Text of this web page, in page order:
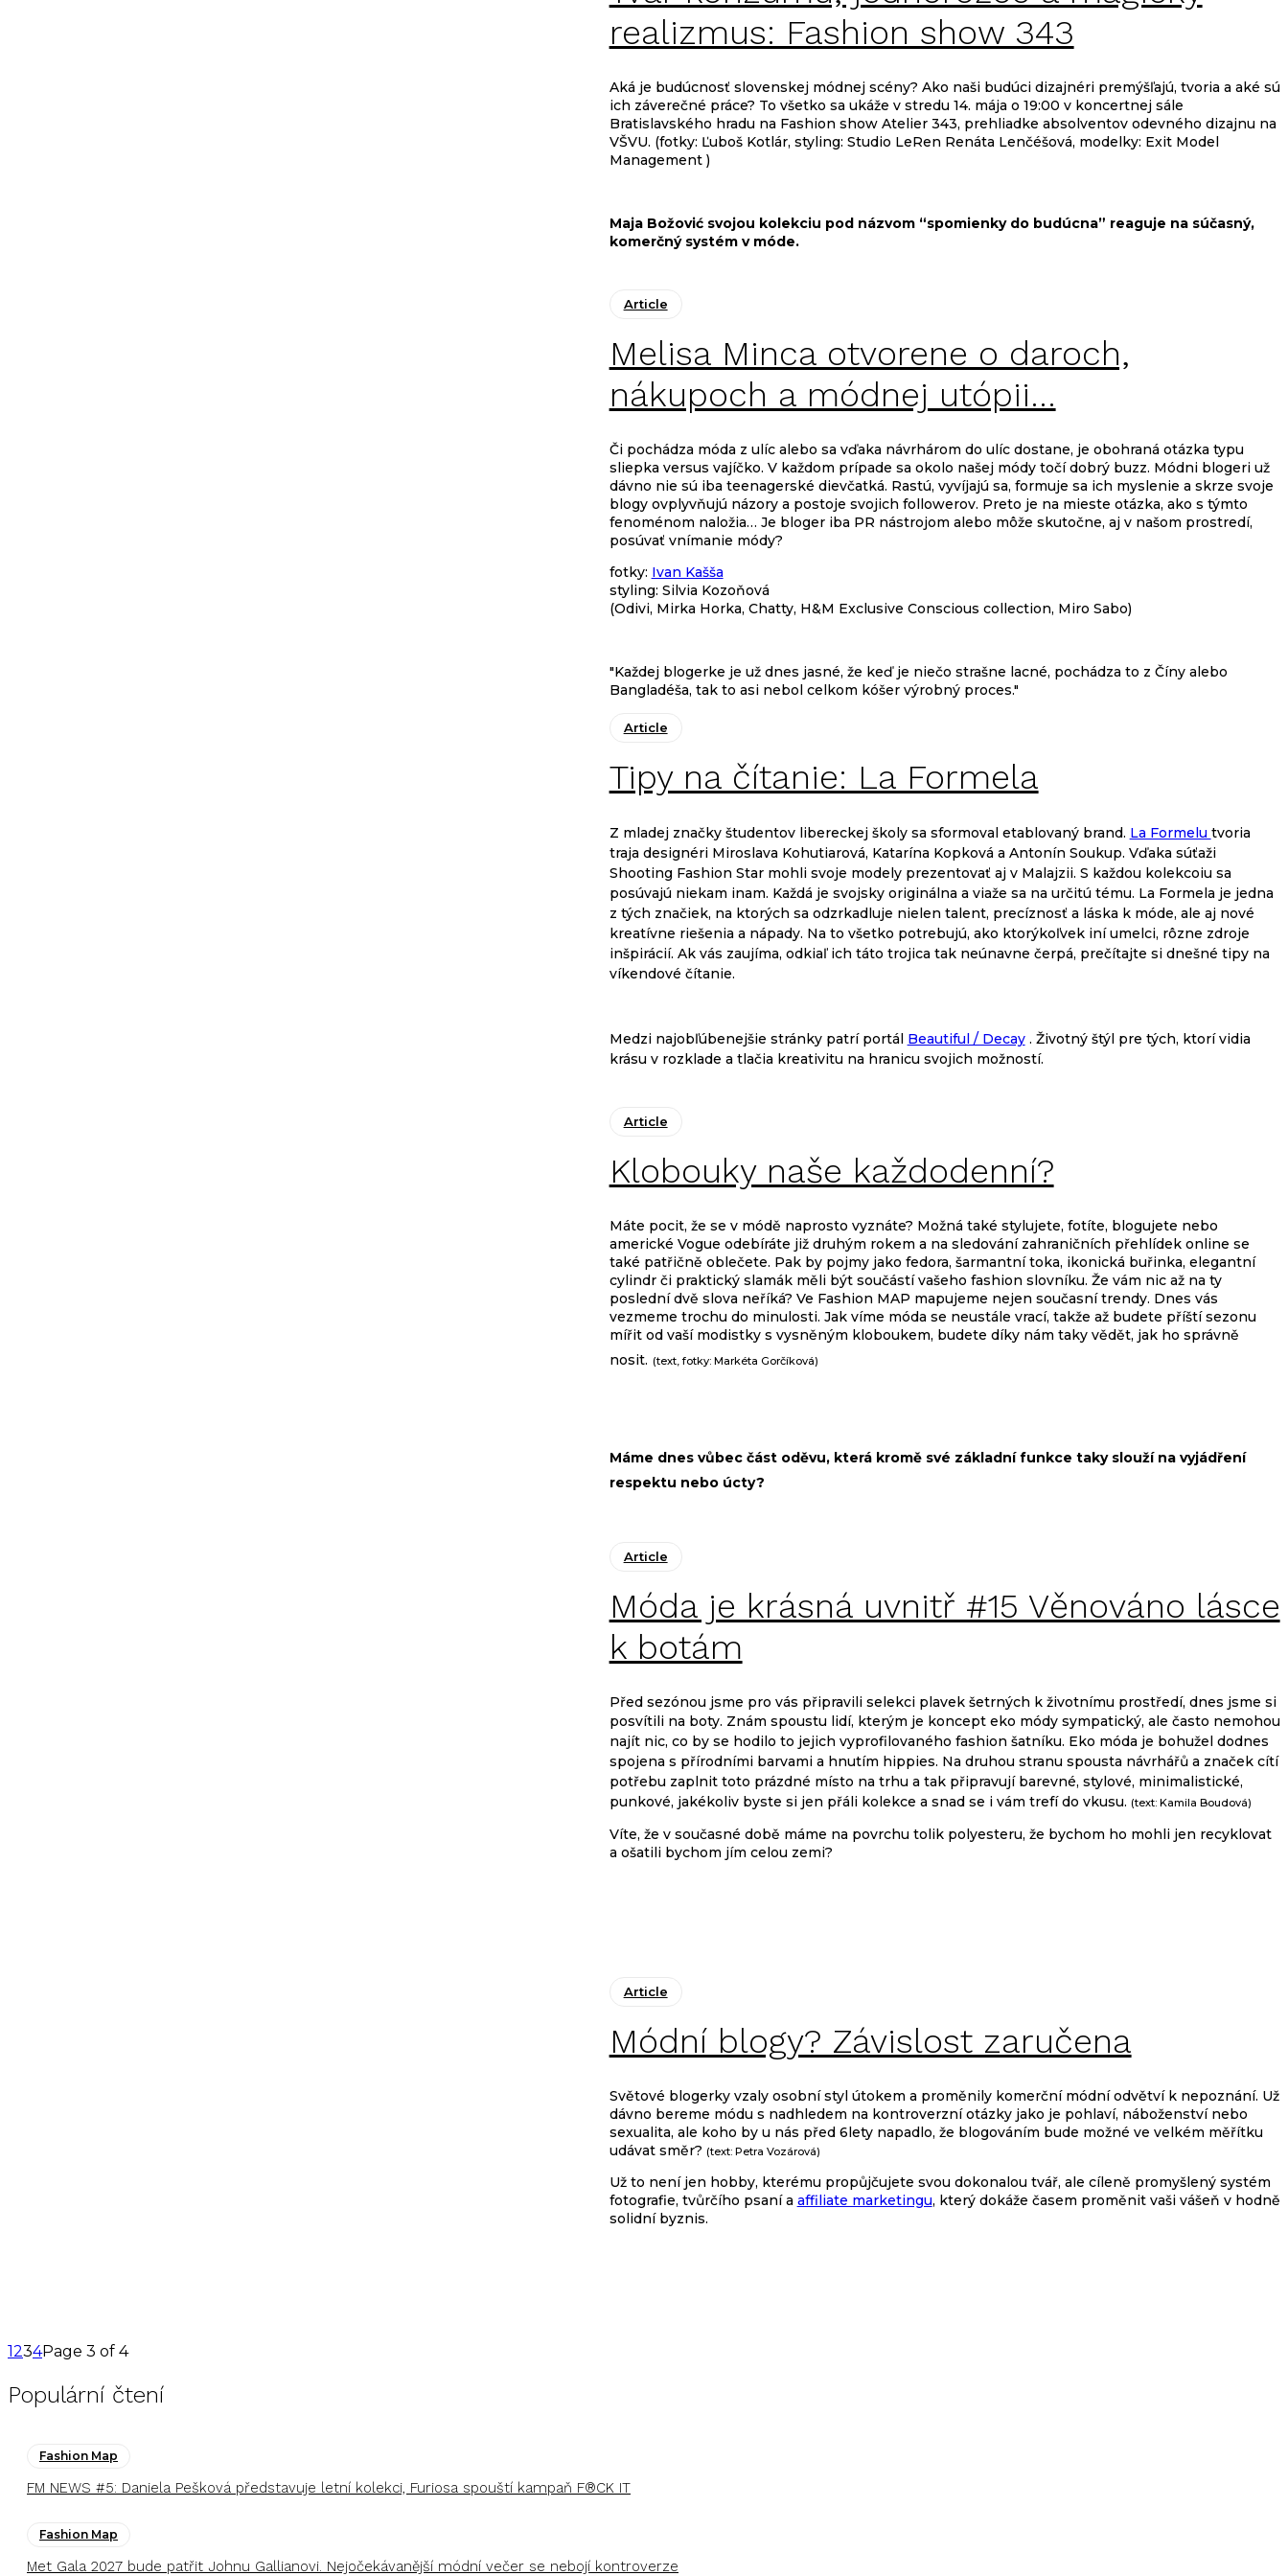
realizmus: Fashion show 343
Aká je budúcnosť slovenskej módnej scény? Ako naši budúci dizajnéri premýšľajú, tvoria a aké sú
ich záverečné práce? To všetko sa ukáže v stredu 14. mája o 19:00 v koncertnej sále
Bratislavského hradu na Fashion show Atelier 343, prehliadke absolventov odevného dizajnu na
VŠVU. (fotky: Ľuboš Kotlár, styling: Studio LeRen Renáta Lenčéšová, modelky: Exit Model
Management )
Maja Božović svojou kolekciu pod názvom “spomienky do budúcna” reaguje na súčasný,
komerčný systém v móde.
Article
Melisa Minca otvorene o daroch,
nákupoch a módnej utópii…
Či pochádza móda z ulíc alebo sa vďaka návrhárom do ulíc dostane, je obohraná otázka typu
sliepka versus vajíčko. V každom prípade sa okolo našej módy točí dobrý buzz. Módni blogeri už
dávno nie sú iba teenagerské dievčatká. Rastú, vyvíjajú sa, formuje sa ich myslenie a skrze svoje
blogy ovplyvňujú názory a postoje svojich followerov. Preto je na mieste otázka, ako s týmto
fenoménom naložia… Je bloger iba PR nástrojom alebo môže skutočne, aj v našom prostredí,
posúvať vnímanie módy?
fotky: Ivan Kašša
styling: Silvia Kozoňová
(Odivi, Mirka Horka, Chatty, H&M Exclusive Conscious collection, Miro Sabo)
"Každej blogerke je už dnes jasné, že keď je niečo strašne lacné, pochádza to z Číny alebo
Bangladéša, tak to asi nebol celkom kóšer výrobný proces."
Article
Tipy na čítanie: La Formela
Z mladej značky študentov libereckej školy sa sformoval etablovaný brand. La Formelu tvoria
traja designéri Miroslava Kohutiarová, Katarína Kopková a Antonín Soukup. Vďaka súťaži
Shooting Fashion Star mohli svoje modely prezentovať aj v Malajzii. S každou kolekcoiu sa
posúvajú niekam inam. Každá je svojsky originálna a viaže sa na určitú tému. La Formela je jedna
z tých značiek, na ktorých sa odzrkadluje nielen talent, precíznosť a láska k móde, ale aj nové
kreatívne riešenia a nápady. Na to všetko potrebujú, ako ktorýkoľvek iní umelci, rôzne zdroje
inšpirácií. Ak vás zaujíma, odkiaľ ich táto trojica tak neúnavne čerpá, prečítajte si dnešné tipy na
víkendové čítanie.
Medzi najobľúbenejšie stránky patrí portál Beautiful / Decay. Životný štýl pre tých, ktorí vidia
krásu v rozklade a tlačia kreativitu na hranicu svojich možností.
Article
Klobouky naše každodenní?
Máte pocit, že se v módě naprosto vyznáte? Možná také stylujete, fotíte, blogujete nebo
americké Vogue odebíráte již druhým rokem a na sledování zahraničních přehlídek online se
také patřičně oblečete. Pak by pojmy jako fedora, šarmantní toka, ikonická buřinka, elegantní
cylindr či praktický slamák měli být součástí vašeho fashion slovníku. Že vám nic až na ty
poslední dvě slova neříká? Ve Fashion MAP mapujeme nejen současní trendy. Dnes vás
vezmeme trochu do minulosti. Jak víme móda se neustále vrací, takže až budete příští sezonu
mířit od vaší modistky s vysněným kloboukem, budete díky nám taky vědět, jak ho správně
nosit. (text, fotky: Markéta Gorčíková)
Máme dnes vůbec část oděvu, která kromě své základní funkce taky slouží na vyjádření
respektu nebo úcty?
Article
Móda je krásná uvnitř #15 Věnováno lásce
k botám
Před sezónou jsme pro vás připravili selekci plavek šetrných k životnímu prostředí, dnes jsme si
posvítili na boty. Znám spoustu lidí, kterým je koncept eko módy sympatický, ale často nemohou
najít nic, co by se hodilo to jejich vyprofilovaného fashion šatníku. Eko móda je bohužel dodnes
spojena s přírodními barvami a hnutím hippies. Na druhou stranu spousta návrhářů a značek cítí
potřebu zaplnit toto prázdné místo na trhu a tak připravují barevné, stylové, minimalistické,
punkové, jakékoliv byste si jen přáli kolekce a snad se i vám trefí do vkusu. (text: Kamila Boudová)
Víte, že v současné době máme na povrchu tolik polyesteru, že bychom ho mohli jen recyklovat
a ošatili bychom jím celou zemi?
Article
Módní blogy? Závislost zaručena
Světové blogerky vzaly osobní styl útokem a proměnily komerční módní odvětví k nepoznání. Už
dávno bereme módu s nadhledem na kontroverzní otázky jako je pohlaví, náboženství nebo
sexualita, ale koho by u nás před 6lety napadlo, že blogováním bude možné ve velkém měřítku
udávat směr? (text: Petra Vozárová)
Už to není jen hobby, kterému propůjčujete svou dokonalou tvář, ale cíleně promyšlený systém
fotografie, tvůrčího psaní a affiliate marketingu, který dokáže časem proměnit vaši vášeň v hodně
solidní byznis.
1234Page 3 of 4
Populární čtení
Fashion Map
FM NEWS #5: Daniela Pešková představuje letní kolekci, Furiosa spouští kampaň F®CK IT
Fashion Map
Met Gala 2027 bude patřit Johnu Gallianovi. Nejočekávanější módní večer se nebojí kontroverze